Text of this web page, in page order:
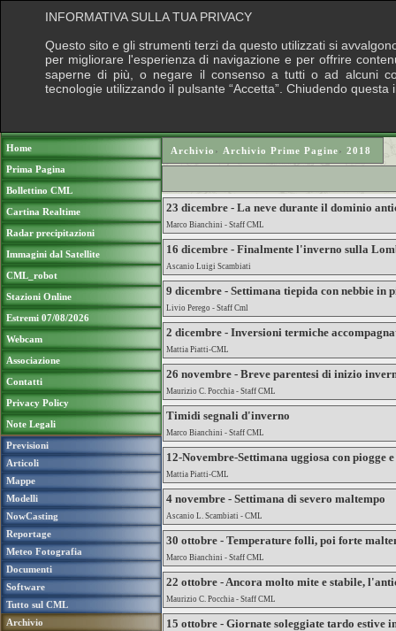
Home
Prima Pagina
Bollettino CML
Cartina Realtime
Radar precipitazioni
Immagini dal Satellite
CML_robot
Stazioni Online
Estremi 07/08/2026
Webcam
Associazione
Contatti
Privacy Policy
Note Legali
Previsioni
Articoli
Mappe
Modelli
NowCasting
Reportage
Meteo Fotografia
Documenti
Software
Tutto sul CML
Archivio
Archivio › Archivio Prime Pagine› 2018
23 dicembre - La neve durante il dominio
Marco Bianchini - Staff CML
16 dicembre - Finalmente l'inverno sulla
Ascanio Luigi Scambiati
9 dicembre - Settimana tiepida con nebbie in
Livio Perego - Staff Cml
2 dicembre - Inversioni termiche
Mattia Piatti-CML
26 novembre - Breve parentesi di inizio
Maurizio C. Pocchia - Staff CML
Timidi segnali d'inverno
Marco Bianchini - Staff CML
12-Novembre-Settimana uggiosa con piogge
Mattia Piatti-CML
4 novembre - Settimana di severo maltempo
Ascanio L. Scambiati - CML
30 ottobre - Temperature folli, poi forte
Marco Bianchini - Staff CML
22 ottobre - Ancora molto mite e stabile,
Maurizio C. Pocchia - Staff CML
15 ottobre - Giornate soleggiate tardo estive
INFORMATIVA SULLA TUA PRIVACY
Questo sito e gli strumenti terzi da questo utilizzati si
per migliorare l'esperienza di navigazione e per offrire
saperne di più, o negare il consenso a tutti o ad alcuni
tecnologie utilizzando il pulsante “Accetta”. Chiudendo